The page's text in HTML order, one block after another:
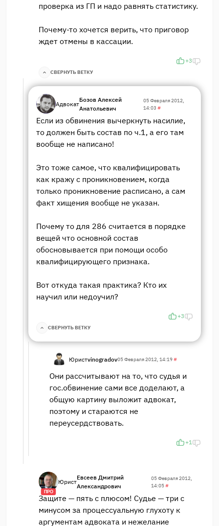
проверка из ГП и надо равнять статистику.
Почему-то хочется верить, что приговор
ждет отмены в кассации.
+3
СВЕРНУТЬ ВЕТКУ
Адвокат
Бозов Алексей
Анатольевич
05 Февраля 2012,
14:03 #
Если из обвинения вычеркнуть насилие,
то должен быть состав по ч.1, а его там
вообще не написано!
Это тоже самое, что квалифицировать
как кражу с проникновением, когда
только проникновение расписано, а сам
факт хищения вообще не указан.
Почему то для 286 считается в порядке
вещей что основной состав
обосновывается при помощи особо
квалифицирующего признака.
Вот откуда такая практика? Кто их
научил или недоучил?
+3
СВЕРНУТЬ ВЕТКУ
Юристvinogradov05 Февраля 2012, 14:19#
Они рассчитывают на то, что судья и
гос.обвинение сами все доделают, а
общую картину выложит адвокат,
поэтому и стараются не
переусердствовать.
+1
ПРО
Юрист
Евсеев Дмитрий
Александрович
05 Февраля 2012,
14:05#
Защите — пять с плюсом! Судье — три с
минусом за процессуальную глухоту к
аргументам адвоката и нежелание